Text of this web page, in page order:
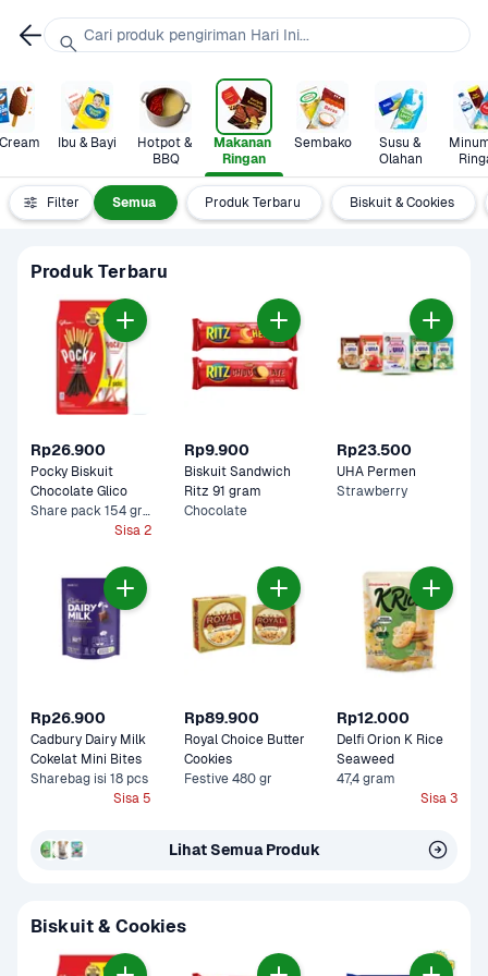
Ibu & Bayi
Hotpot &
BBQ
Makanan
Ringan
Sembako
Susu &
Olahan
Filter Semua Produk Terbaru Biskuit & Cookies
Produk Terbaru
Rp26.900
Pocky Biskuit
Share pack 154 gram
Sisa 2
Rp9.900
Biskuit Sandwich
Ritz 91 gram
Chocolate
Rp23.500
Strawberry
Rp26.900
Cadbury Dairy Milk
Cokelat Mini Bites
Sharebag isi 18 pcs
Sisa 5
Rp89.900
Royal Choice Butter
Cookies
Festive 480 gr
Rp12.000
Delfi Orion K Rice
47,4 gram
Sisa 3
Lihat Semua Produk
Biskuit & Cookies
Cari produk pengiriman Hari Ini...